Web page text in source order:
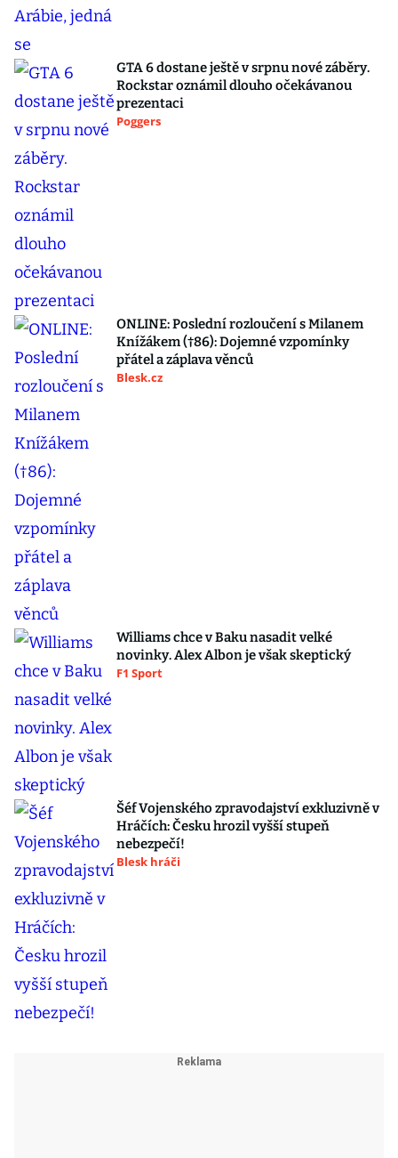
GTA 6 dostane ještě v srpnu nové záběry.
Rockstar oznámil dlouho očekávanou
prezentaci
Poggers
ONLINE: Poslední rozloučení s Milanem
Knížákem (†86): Dojemné vzpomínky
přátel a záplava věnců
Blesk.cz
Williams chce v Baku nasadit velké
novinky. Alex Albon je však skeptický
F1 Sport
Šéf Vojenského zpravodajství exkluzivně v
Hráčích: Česku hrozil vyšší stupeň
nebezpečí!
Blesk hráči